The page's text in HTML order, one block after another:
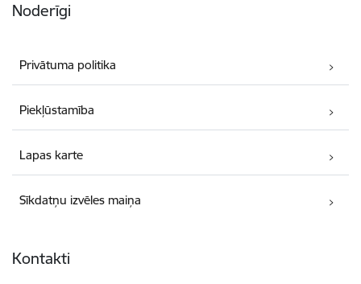
Noderīgi
Privātuma politika
Piekļūstamība
Lapas karte
Sīkdatņu izvēles maiņa
Kontakti